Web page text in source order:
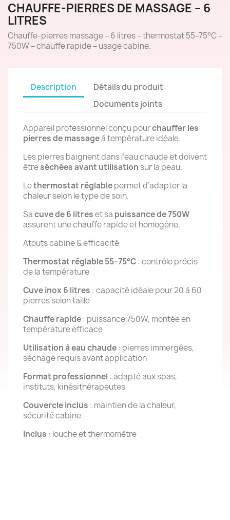
CHAUFFE-PIERRES DE MASSAGE – 6
LITRES
Chauffe-pierres massage – 6 litres – thermostat 55–75°C –
750W – chauffe rapide – usage cabine.
Description
Détails du produit
Documents joints
Appareil professionnel conçu pourchauffer les
pierres de massageà température idéale.
Les pierres baignent dans l’eau chaude et doivent
êtreséchées avant utilisation sur la peau.
Lethermostat réglablepermet d’adapter la
chaleur selon le type de soin.
Sacuve de 6 litreset sa puissance de 750W
assurent une chauffe rapide et homogène.
Atouts cabine & efficacité
Thermostat réglable 55–75°C: contrôle précis
de la température
Cuve inox 6 litres : capacité idéale pour 20 à 60
pierres selon taille
Chauffe rapide: puissance 750W, montée en
température efficace
Utilisation à eau chaude: pierres immergées,
séchage requis avant application
Format professionnel : adapté aux spas,
instituts, kinésithérapeutes
Couvercle inclus : maintien de la chaleur,
sécurité cabine
Inclus : louche et thermomètre